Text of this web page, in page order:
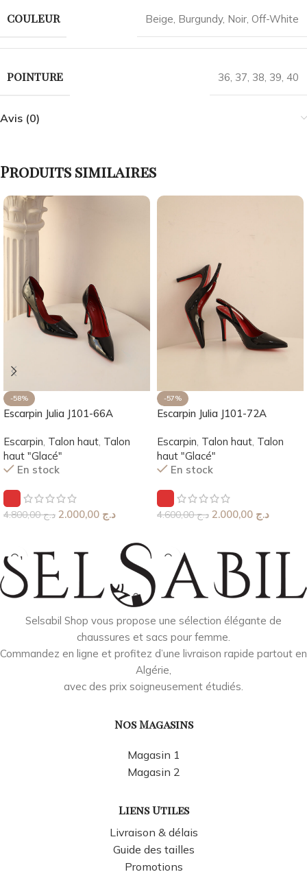
COULEUR Beige, Burgundy, Noir, Off-White
POINTURE 36, 37, 38, 39, 40
Avis (0)
Produits similaires
-58%
Escarpin Julia J101-66A
Escarpin, Talon haut, Talon
haut "Glacé"
En stock
د.ج4.800,00 د.ج
-57%
Escarpin Julia J101-72A
Escarpin, Talon haut, Talon
haut "Glacé"
En stock
د.ج4.600,00 د.ج
Selsabil Shop vous propose une sélection élégante de
chaussures et sacs pour femme.
Commandez en ligne et profitez d’une livraison rapide partout en
Algérie,
avec des prix soigneusement étudiés.
Nos Magasins
Magasin 1
Magasin 2
Liens Utiles
Livraison & délais
Guide des tailles
Promotions